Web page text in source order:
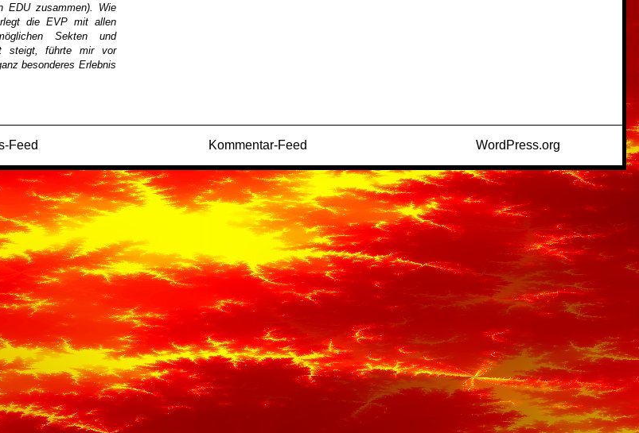
EDU zusammen). Wie
die EVP mit allen
Sekten und
steigt, führte mir vor
besonderes Erlebnis
Feed Kommentar-Feed WordPress.org